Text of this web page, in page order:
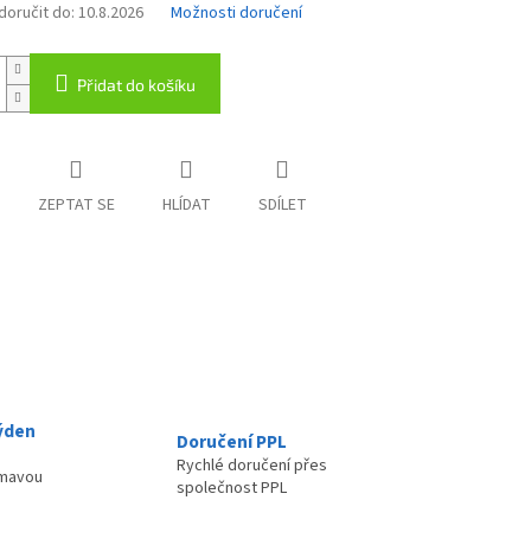
do: 10.8.2026 Možnosti doručení
Přidat do košíku
ZEPTAT SE HLÍDAT SDÍLET
Doručení PPL
Rychlé doručení přes
společnost PPL